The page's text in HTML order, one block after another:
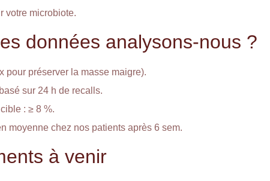
votre microbiote.
données analysons-nous ?
pour préserver la masse maigre).
sur 24 h de recalls.
: ≥ 8 %.
moyenne chez nos patients après 6 sem.
à venir